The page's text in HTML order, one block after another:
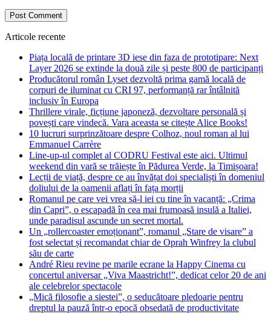
Articole recente
Piața locală de printare 3D iese din faza de prototipare: Next
Layer 2026 se extinde la două zile și peste 800 de participanți
Producătorul român Lyset dezvoltă prima gamă locală de
corpuri de iluminat cu CRI 97, performanță rar întâlnită
inclusiv în Europa
Thrillere virale, ficțiune japoneză, dezvoltare personală și
povești care vindecă. Vara aceasta se citește Alice Books!
10 lucruri surprinzătoare despre Colhoz, noul roman al lui
Emmanuel Carrère
Line-up-ul complet al CODRU Festival este aici. Ultimul
weekend din vară se trăiește în Pădurea Verde, la Timișoara!
Lecții de viață, despre ce au învățat doi specialiști în domeniul
doliului de la oamenii aflați în fața morții
Romanul pe care vei vrea să-l iei cu tine în vacanță: „Crima
din Capri”, o escapadă în cea mai frumoasă insulă a Italiei,
unde paradisul ascunde un secret mortal.
Un „rollercoaster emoționant”, romanul „Stare de visare” a
fost selectat și recomandat chiar de Oprah Winfrey la clubul
său de carte
André Rieu revine pe marile ecrane la Happy Cinema cu
concertul aniversar „Viva Maastricht!”, dedicat celor 20 de ani
ale celebrelor spectacole
„Mică filosofie a siestei”, o seducătoare pledoarie pentru
dreptul la pauză într-o epocă obsedată de productivitate